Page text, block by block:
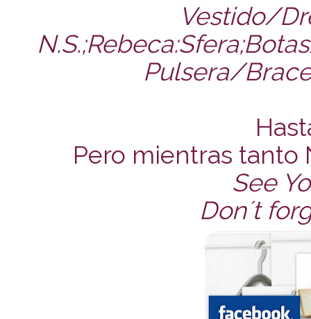
Vestido/
Pulsera/
Pero mientras tanto
See
Don´t